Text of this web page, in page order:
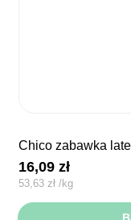
chico zabawka
16,09zł
53,63zł /kg